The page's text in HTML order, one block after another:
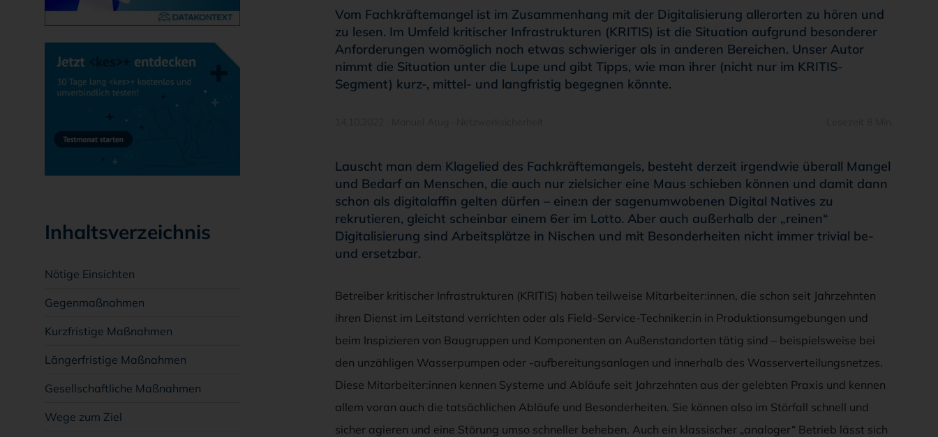
Inhaltsverzeichnis
Nötige Einsichten
Gegenmaßnahmen
Kurzfristige Maßnahmen
Längerfristige Maßnahmen
Gesellschaftliche Maßnahmen
Wege zum Ziel
Vom Fachkräftemangel ist im Zusammenhang mit der Digitalisierung allerorten zu hören und
zu lesen. Im Umfeld kritischer Infrastrukturen (KRITIS) ist die Situation aufgrund besonderer
Anforderungen womöglich noch etwas schwieriger als in anderen Bereichen. Unser Autor
nimmt die Situation unter die Lupe und gibt Tipps, wie man ihrer (nicht nur im KRITIS-
Segment) kurz-, mittel- und langfristig begegnen könnte.
Lauscht man dem Klagelied des Fachkräftemangels, besteht derzeit irgendwie überall Mangel
und Bedarf an Menschen, die auch nur zielsicher eine Maus schieben können und damit dann
schon als digitalaffin gelten dürfen – eine:n der sagenumwobenen Digital Natives zu
rekrutieren, gleicht scheinbar einem 6er im Lotto. Aber auch außerhalb der „reinen“
Digitalisierung sind Arbeitsplätze in Nischen und mit Besonderheiten nicht immer trivial be-
und ersetzbar.
Betreiber kritischer Infrastrukturen (KRITIS) haben teilweise Mitarbeiter:innen, die schon seit Jahrzehnten
ihren Dienst im Leitstand verrichten oder als Field-Service-Techniker:in in Produktionsumgebungen und
beim Inspizieren von Baugruppen und Komponenten an Außenstandorten tätig sind – beispielsweise bei
den unzähligen Wasserpumpen oder -aufbereitungsanlagen und innerhalb des Wasserverteilungsnetzes.
Diese Mitarbeiter:innen kennen Systeme und Abläufe seit Jahrzehnten aus der gelebten Praxis und kennen
allem voran auch die tatsächlichen Abläufe und Besonderheiten. Sie können also im Störfall schnell und
sicher agieren und eine Störung umso schneller beheben. Auch ein klassischer „analoger“ Betrieb lässt sich